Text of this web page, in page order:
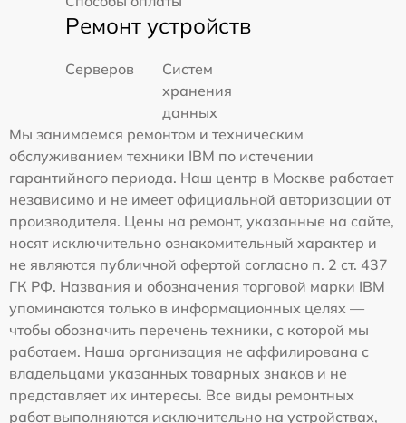
Ремонт устройств
Серверов
Систем
хранения
данных
Мы занимаемся ремонтом и техническим
обслуживанием техники IBM по истечении
гарантийного периода. Наш центр в Москве работает
независимо и не имеет официальной авторизации от
производителя. Цены на ремонт, указанные на сайте,
носят исключительно ознакомительный характер и
не являются публичной офертой согласно п. 2 ст. 437
ГК РФ. Названия и обозначения торговой марки IBM
упоминаются только в информационных целях —
чтобы обозначить перечень техники, с которой мы
работаем. Наша организация не аффилирована с
владельцами указанных товарных знаков и не
представляет их интересы. Все виды ремонтных
работ выполняются исключительно на устройствах,